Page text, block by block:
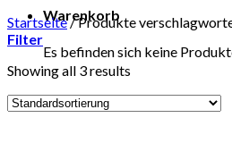
Warenkorb
Es befinden sich keine
Startseite /Produkte
Filter
Showing all 3 results